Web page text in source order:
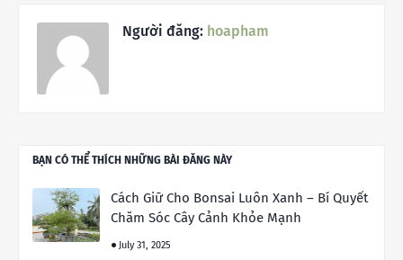
Người đăng: hoapham
BẠN CÓ THỂ THÍCH NHỮNG BÀI ĐĂNG NÀY
Cách Giữ Cho Bonsai Luôn Xanh – Bí Quyết
Chăm Sóc Cây Cảnh Khỏe Mạnh
July 31, 2025